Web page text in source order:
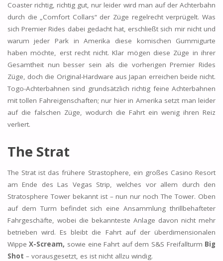
Coaster richtig, richtig gut, nur leider wird man auf der Achterbahn
durch die „Comfort Collars“ der Züge regelrecht verprügelt. Was
sich Premier Rides dabei gedacht hat, erschließt sich mir nicht und
warum jeder Park in Amerika diese komischen Gummigurte
haben möchte, erst recht nicht. Klar mögen diese Züge in ihrer
Gesamtheit nun besser sein als die vorherigen Premier Rides
Züge, doch die Original-Hardware aus Japan erreichen beide nicht.
Togo-Achterbahnen sind grundsätzlich richtig feine Achterbahnen
mit tollen Fahreigenschaften; nur hier in Amerika setzt man leider
auf die falschen Züge, wodurch die Fahrt ein wenig ihren Reiz
verliert.
The Strat
The Strat ist das frühere Strastophere, ein großes Casino Resort
am Ende des Las Vegas Strip, welches vor allem durch den
Stratosphere Tower bekannt ist –nun nur noch The Tower. Oben
auf dem Turm befindet sich eine Ansammlung thrillbehafteter
Fahrgeschäfte, wobei die bekannteste Anlage davon nicht mehr
betrieben wird. Es bleibt die Fahrt auf der überdimensionalen
WippeX-Scream, sowie eine Fahrt auf dem S&S Freifallturm Big
Shot – vorausgesetzt, es ist nicht allzu windig.